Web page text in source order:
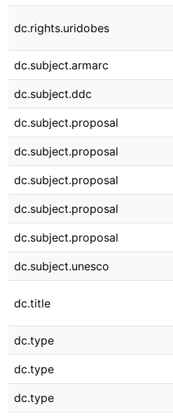
dc.rights.uridobes
dc.subject.armarc
dc.subject.ddc
dc.subject.proposal
dc.subject.proposal
dc.subject.proposal
dc.subject.proposal
dc.subject.proposal
dc.subject.unesco
dc.title
dc.type
dc.type
dc.type